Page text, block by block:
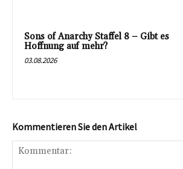
Sons of Anarchy Staffel 8 – Gibt es
Hoffnung auf mehr?
03.08.2026
Kommentieren Sie den Artikel